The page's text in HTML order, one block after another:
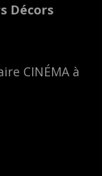
Décors
CINÉMA à